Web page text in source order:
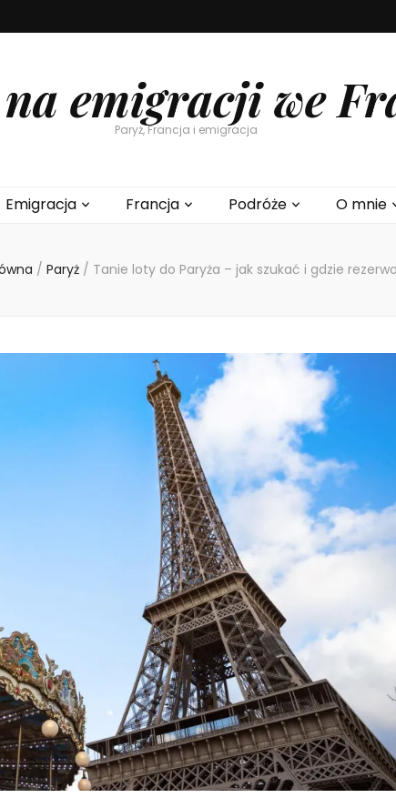
emigracji we
Paryż, Francja i emigracja
Emigracja Francja Podróże O mnie
/ Paryż / Tanie loty do Paryża – jak szukać i gdzie